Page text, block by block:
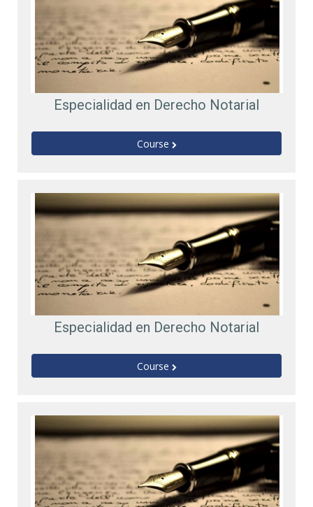
Especialidad en Derecho Notarial
Course
Especialidad en Derecho Notarial
Course